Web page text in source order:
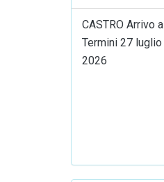
CASTRO Arrivo a
Termini 27 luglio
2026